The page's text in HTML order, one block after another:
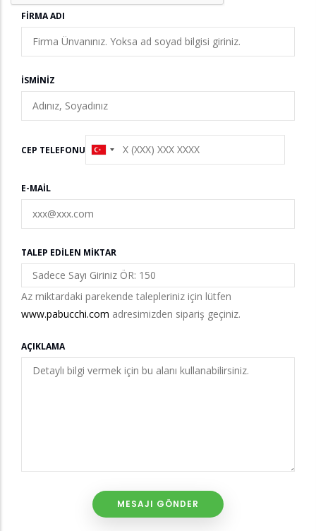
FIRMA ADI
İSMINIZ
CEP TELEFONU
E-MAIL
TALEP EDILEN MIKTAR
Az miktardaki parekende talepleriniz için lütfen
www.pabucchi.com adresimizden sipariş geçiniz.
AÇIKLAMA